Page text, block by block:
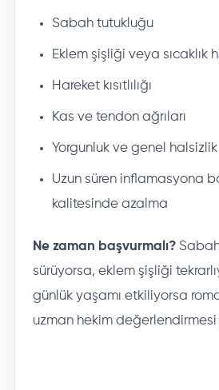
Sabah tutukluğu
Eklem şişliği veya sıcaklık
Hareket kısıtlılığı
Kas ve tendon ağrıları
Yorgunluk ve genel halsizlik
Uzun süren inflamasyona
kalitesinde azalma
Ne zaman başvurmalı?
sürüyorsa, eklem şişliği
günlük yaşamı etkiliyorsa
uzman hekim değerlendirmesi